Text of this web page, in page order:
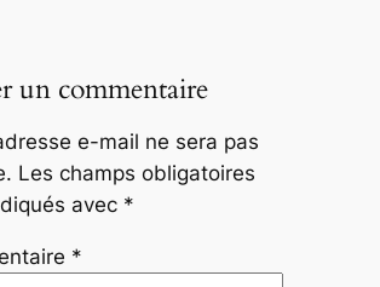
un commentaire
e-mail ne sera pas
Les champs obligatoires
avec *
*